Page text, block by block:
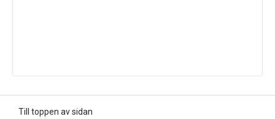
Till toppen av sidan